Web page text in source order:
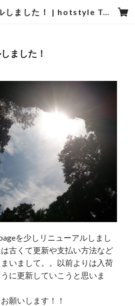
少しリニューアルしました！ | hotstyle TOYOOKA
ました！
を少しリニューアルしまし
古くて更新や支払い方法など
いまして。。以前よりは入荷
に更新していこうと思いま
願いします！！